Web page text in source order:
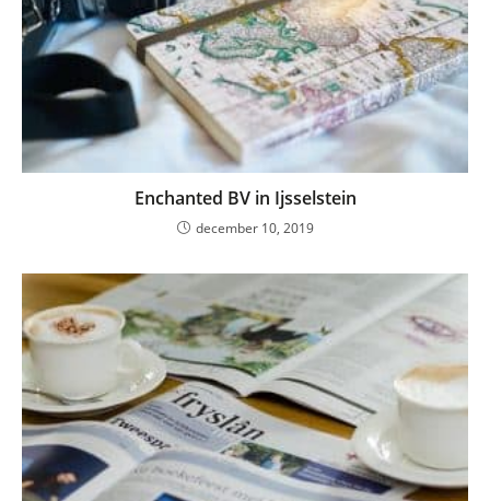
Enchanted BV in Ijsselstein
december 10, 2019